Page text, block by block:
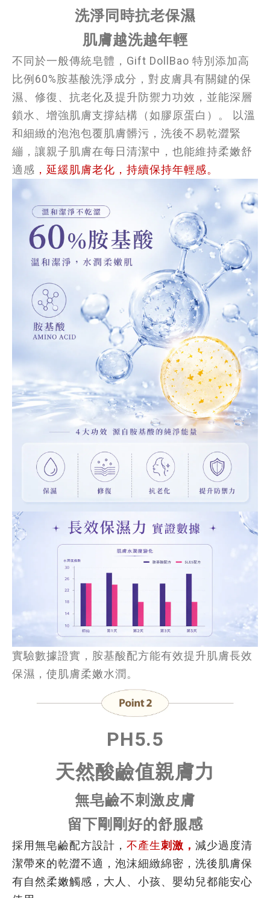
洗淨同時抗老保濕
肌膚越洗越年輕
不同於一般傳統皂體，Gift DollBao 特別添加高
比例60%胺基酸洗淨成分，對皮膚具有關鍵的保
濕、修復、抗老化及提升防禦力功效，並能深層
鎖水、增強肌膚支撐結構（如膠原蛋白）。
以溫
和細緻的泡泡包覆肌膚髒污，洗後不易乾澀緊
繃，讓親子肌膚在每日清潔中，也能維持柔嫩舒
適感 ，延緩肌膚老化，持續保持年輕感。
實驗數據證實，胺基酸配方能有效提升肌膚長效
保濕，使肌膚柔嫩水潤。
PH5.5
天然酸鹼值親膚力
無皂鹼不刺激皮膚
留下剛剛好的舒服感
採用無皂鹼配方設計， 不產生刺激， 減少過度清
潔帶來的乾澀不適，泡沫細緻綿密，洗後肌膚保
有自然柔嫩觸感，大人、小孩、嬰幼兒都能安心